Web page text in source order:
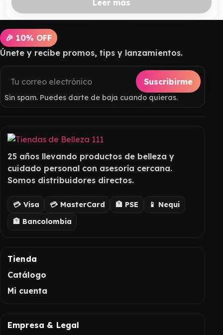
Leer más
🎉 10% OFF
Únete y recibe promos, tips y lanzamientos.
Suscribirme
Sin spam. Puedes darte de baja cuando quieras.
25 años llevando productos de belleza y
cuidado personal con asesoría cercana.
Somos distribuidores directos.
💳 Visa 💳 MasterCard 🏦 PSE
📱 Nequi
🏦 Bancolombia
Tienda
Catálogo
Mi cuenta
Empresa & Legal